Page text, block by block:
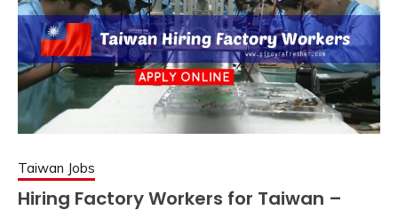
Taiwan Jobs
Hiring Factory Workers for Taiwan –